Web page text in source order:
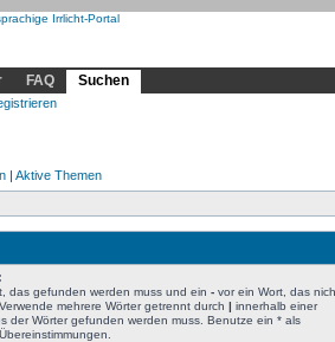
FAQ Suchen
| Aktive Themen
das gefunden werden muss und ein -vor ein Wort, das
mehrere Wörter getrennt durch | innerhalb einer
der Wörter gefunden werden muss. Benutze ein * als